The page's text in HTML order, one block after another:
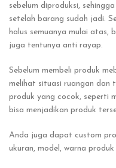
sebelum diproduksi,
setelah barang sudah jadi.
halus semuanya mulai atas,
juga tentunya anti rayap.
Sebelum membeli produk
melihat situasi ruangan dan
produk yang cocok, seperti
bisa menjadikan produk
Anda juga dapat custom
ukuran, model, warna